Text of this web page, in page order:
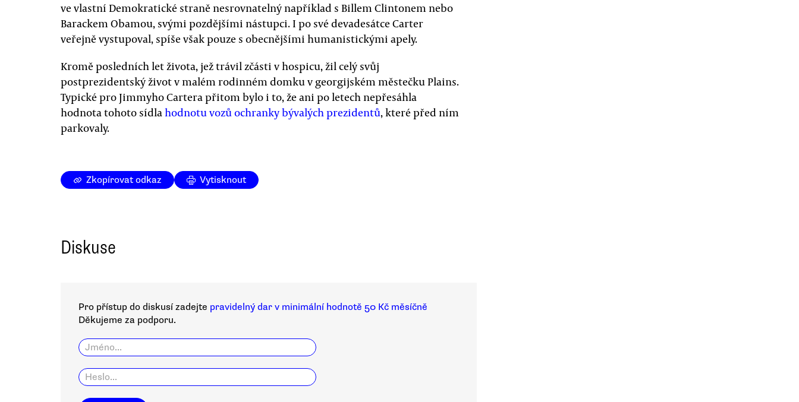
ve vlastní Demokratické straně nesrovnatelný například s Billem Clintonem nebo
Barackem Obamou, svými pozdějšími nástupci. I po své devadesátce Carter
veřejně vystupoval, spíše však pouze s obecnějšími humanistickými apely.
Kromě posledních let života, jež trávil zčásti v hospicu, žil celý svůj
postprezidentský život v malém rodinném domku v georgijském městečku Plains.
Typické pro Jimmyho Cartera přitom bylo i to, že ani po letech nepřesáhla
hodnota tohoto sídlahodnotu vozů ochranky bývalých prezidentů, které před ním
parkovaly.
Zkopírovat odkaz Vytisknout
Diskuse
Pro přístup do diskusí zadejte pravidelný dar v minimální hodnotě 50 Kč měsíčně
Děkujeme za podporu.